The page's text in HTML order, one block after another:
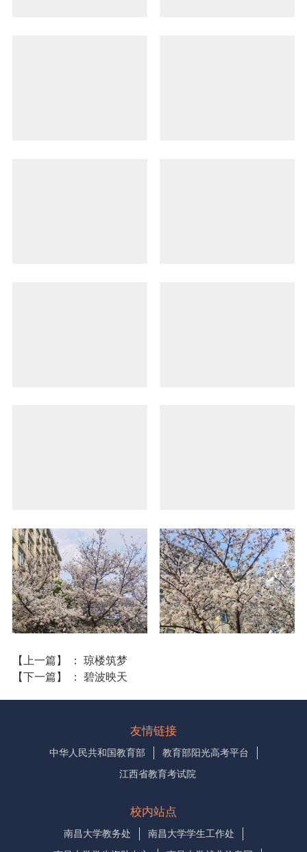
【上一篇】 ： 琼楼筑梦
【下一篇】
： 碧波映天
友情链接
中华人民共和国教育部
教育部阳光高考平台
江西省教育考试院
校内站点
南昌大学教务处
南昌大学学生工作处